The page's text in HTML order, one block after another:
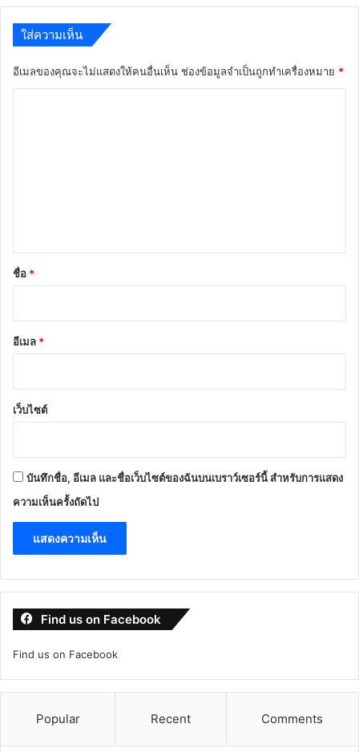
ใส่ความเห็น
อีเมลของคุณจะไม่แสดงให้คนอื่นเห็น ช่องข้อมูลจำเป็นถูกทำเครื่องหมาย *
*
ชื่อ *
อีเมล *
เว็บไซต์
บันทึกชื่อ, อีเมล และชื่อเว็บไซต์ของฉันบนเบราว์เซอร์นี้ สำหรับการแสดง
ความเห็นครั้งถัดไป
Find us on Facebook
Find us on Facebook
Popular Recent Comments